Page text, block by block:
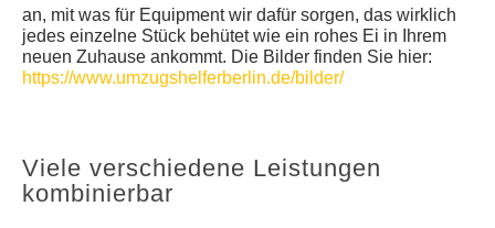
an, mit was für Equipment wir dafür sorgen, das wirklich
jedes einzelne Stück behütet wie ein rohes Ei in Ihrem
neuen Zuhause ankommt. Die Bilder finden Sie hier:
https://www.umzugshelferberlin.de/bilder/
Viele verschiedene Leistungen
kombinierbar